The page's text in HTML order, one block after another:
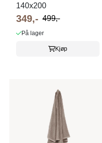
140x200
349,- 499,-
På lager
Kjøp